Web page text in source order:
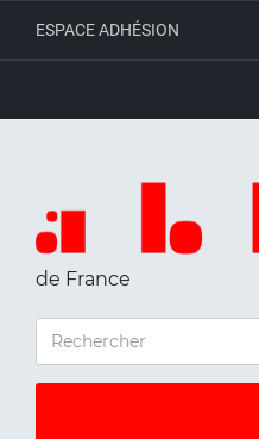
ESPACE ADHÉSION
de France
RECHERCHER